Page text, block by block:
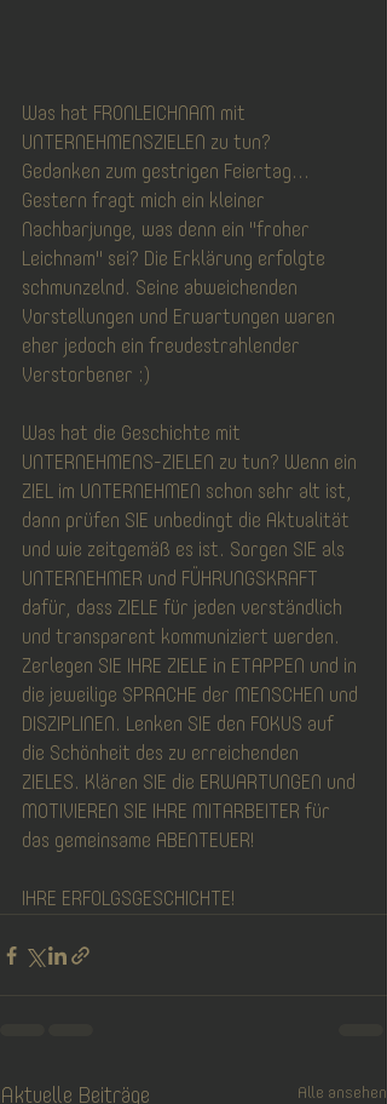
Was hat FRONLEICHNAM mit
UNTERNEHMENSZIELEN zu tun?
Gedanken zum gestrigen Feiertag...
Gestern fragt mich ein kleiner
Nachbarjunge, was denn ein "froher
Leichnam" sei? Die Erklärung erfolgte
schmunzelnd. Seine abweichenden
Vorstellungen und Erwartungen waren
eher jedoch ein freudestrahlender
Verstorbener :)
Was hat die Geschichte mit
UNTERNEHMENS-ZIELEN zu tun? Wenn ein
ZIEL im UNTERNEHMEN schon sehr alt ist,
dann prüfen SIE unbedingt die Aktualität
und wie zeitgemäß es ist. Sorgen SIE als
UNTERNEHMER und FÜHRUNGSKRAFT
dafür, dass ZIELE für jeden verständlich
und transparent kommuniziert werden.
Zerlegen SIE IHRE ZIELE in ETAPPEN und in
die jeweilige SPRACHE der MENSCHEN und
DISZIPLINEN. Lenken SIE den FOKUS auf
die Schönheit des zu erreichenden
ZIELES. Klären SIE die ERWARTUNGEN und
MOTIVIEREN SIE IHRE MITARBEITER für
das gemeinsame ABENTEUER!
IHRE ERFOLGSGESCHICHTE!
Aktuelle Beiträge Alle ansehen